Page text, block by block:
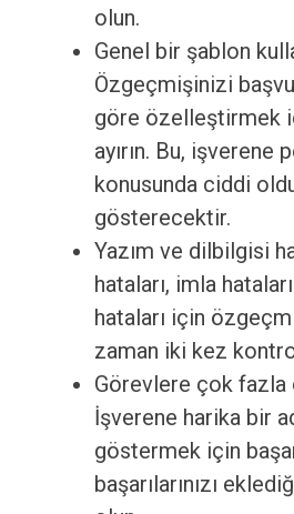
olun.
Genel bir şablon
Özgeçmişinizi
göre özelleştirmek
ayırın. Bu, işverene
konusunda ciddi
gösterecektir.
Yazım ve dilbilgisi
hataları, imla
hataları için
zaman iki kez
Görevlere çok fazla
İşverene harika bir
göstermek için
başarılarınızı